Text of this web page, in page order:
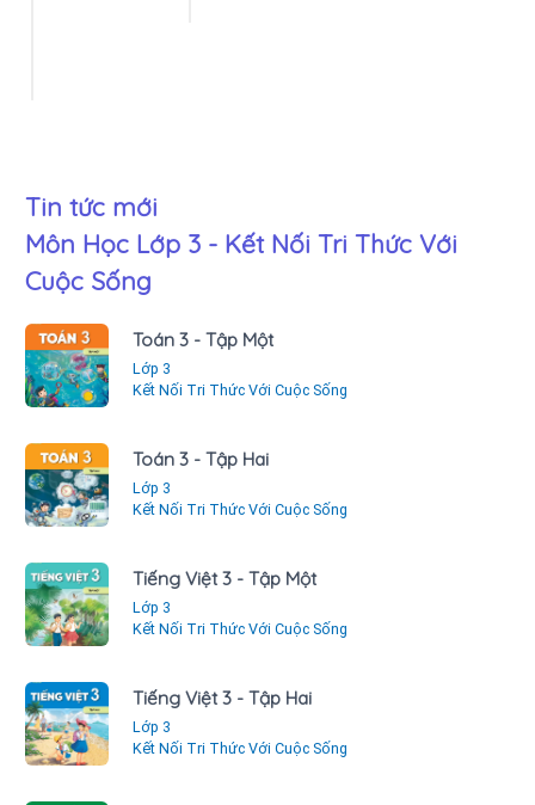
Tin tức mới
Môn Học Lớp 3 - Kết Nối Tri Thức Với
Cuộc Sống
Toán 3 - Tập Một
Lớp 3
Kết Nối Tri Thức Với Cuộc Sống
Toán 3 - Tập Hai
Lớp 3
Kết Nối Tri Thức Với Cuộc Sống
Tiếng Việt 3 - Tập Một
Lớp 3
Kết Nối Tri Thức Với Cuộc Sống
Tiếng Việt 3 - Tập Hai
Lớp 3
Kết Nối Tri Thức Với Cuộc Sống